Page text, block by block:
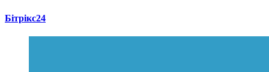
Бітрікс24